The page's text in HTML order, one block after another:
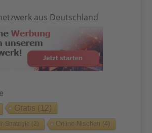
aus Deutschland
Gratis (12)
Strategie (2) Online-Nischen (4)